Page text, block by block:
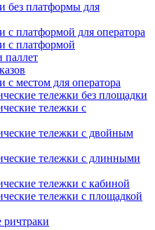
без платформы для
с платформой для оператора
с платформой
паллет
местом для оператора
тележки без площадки
тележки с
тележки с двойным
тележки с длинными
тележки с кабиной
тележки с площадкой